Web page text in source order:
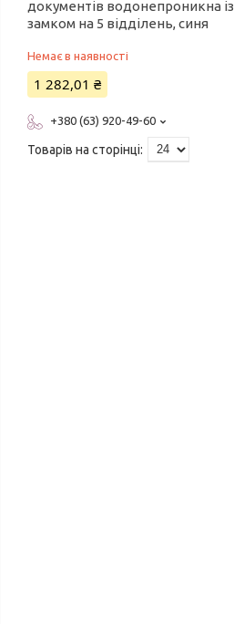
документів водонепроникна із
замком на 5 відділень, синя
Немає в наявності
1 282,01 ₴
+380 (63) 920-49-60